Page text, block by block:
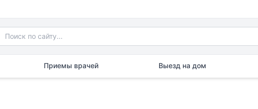
Приемы врачей Выезд на дом